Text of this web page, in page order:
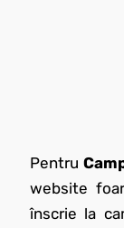
Pentru
website
înscrie la